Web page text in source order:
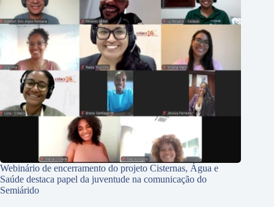
Webinário de encerramento do projeto Cisternas, Água e
Saúde destaca papel da juventude na comunicação do
Semiárido